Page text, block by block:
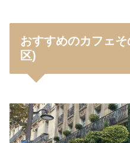
おすすめのカフェ
区)